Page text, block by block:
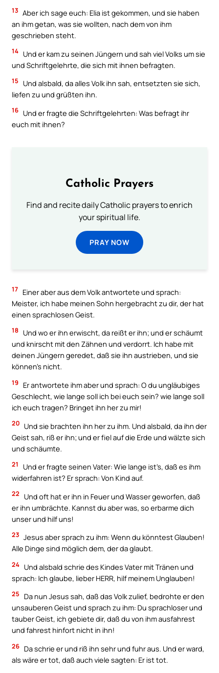
13 Aber ich sage euch: Elia ist gekommen, und sie haben
an ihm getan, was sie wollten, nach dem von ihm
geschrieben steht.
14 Und er kam zu seinen Jüngern und sah viel Volks um sie
und Schriftgelehrte, die sich mit ihnen befragten.
15
Und alsbald, da alles Volk ihn sah, entsetzten sie sich,
liefen zu und grüßten ihn.
16 Und er fragte die Schriftgelehrten: Was befragt ihr
euch mit ihnen?
Catholic Prayers
Find and recite daily Catholic prayers to enrich
your spiritual life.
PRAY NOW
17 Einer aber aus dem Volk antwortete und sprach:
Meister, ich habe meinen Sohn hergebracht zu dir, der hat
einen sprachlosen Geist.
18
Und wo er ihn erwischt, da reißt er ihn; und er schäumt
und knirscht mit den Zähnen und verdorrt. Ich habe mit
deinen Jüngern geredet, daß sie ihn austrieben, und sie
können’s nicht.
19
Er antwortete ihm aber und sprach: O du ungläubiges
Geschlecht, wie lange soll ich bei euch sein? wie lange soll
ich euch tragen? Bringet ihn her zu mir!
20 Und sie brachten ihn her zu ihm. Und alsbald, da ihn der
Geist sah, riß er ihn; und er fiel auf die Erde und wälzte sich
und schäumte.
21
Und er fragte seinen Vater: Wie lange ist’s, daß es ihm
widerfahren ist? Er sprach: Von Kind auf.
22
Und oft hat er ihn in Feuer und Wasser geworfen, daß
er ihn umbrächte. Kannst du aber was, so erbarme dich
unser und hilf uns!
23 Jesus aber sprach zu ihm: Wenn du könntest Glauben!
Alle Dinge sind möglich dem, der da glaubt.
24 Und alsbald schrie des Kindes Vater mit Tränen und
sprach: Ich glaube, lieber HERR, hilf meinem Unglauben!
25
Da nun Jesus sah, daß das Volk zulief, bedrohte er den
unsauberen Geist und sprach zu ihm: Du sprachloser und
tauber Geist, ich gebiete dir, daß du von ihm ausfahrest
und fahrest hinfort nicht in ihn!
26 Da schrie er und riß ihn sehr und fuhr aus. Und er ward,
als wäre er tot, daß auch viele sagten: Er ist tot.